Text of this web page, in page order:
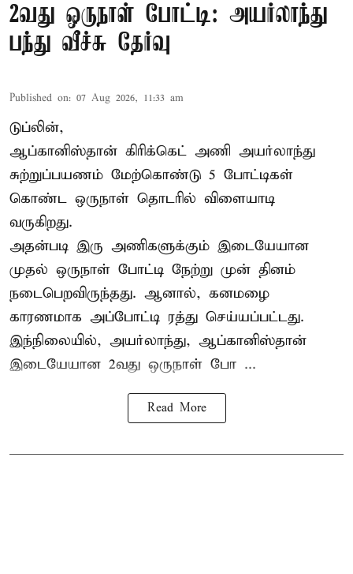
2வது ஒருநாள் போட்டி: அயர்லாந்து
பந்து வீச்சு தேர்வு
Published on: 07 Aug 2026, 11:33 am
டுப்லின்,
ஆப்கானிஸ்தான் கிரிக்கெட் அணி அயர்லாந்து
சுற்றுப்பயணம் மேற்கொண்டு 5 போட்டிகள்
கொண்ட ஒருநாள் தொடரில் விளையாடி
வருகிறது.
அதன்படி இரு அணிகளுக்கும் இடையேயான
முதல் ஒருநாள் போட்டி நேற்று முன் தினம்
நடைபெறவிருந்தது. ஆனால், கனமழை
காரணமாக அப்போட்டி ரத்து செய்யப்பட்டது.
இந்நிலையில், அயர்லாந்து, ஆப்கானிஸ்தான்
இடையேயான 2வது ஒருநாள் போ ...
Read More